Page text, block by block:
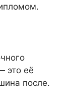
это её
после.